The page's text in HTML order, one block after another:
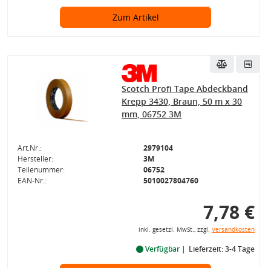
Zum Artikel
Scotch Profi Tape Abdeckband
Krepp 3430, Braun, 50 m x 30
mm, 06752 3M
Art.Nr.:
2979104
Hersteller:
3M
Teilenummer:
06752
EAN-Nr.:
5010027804760
7,78 €
inkl. gesetzl. MwSt., zzgl. Versandkosten
Verfügbar Lieferzeit: 3-4 Tage